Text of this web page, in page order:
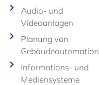
Audio- und
Videoanlagen
Planung von
Gebäudeautomation
Informations- und
Mediensysteme